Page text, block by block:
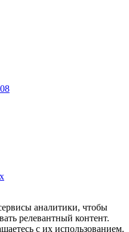
аналитики, чтобы
релевантный контент.
с их использованием.